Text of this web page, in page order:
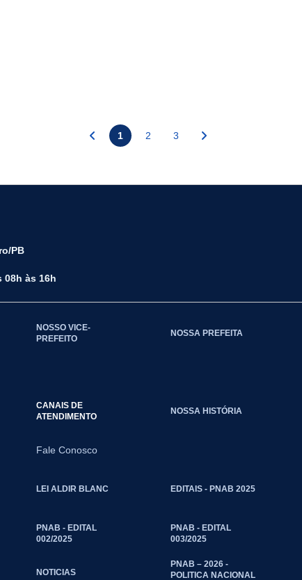
1 2 3
PB
08h às 16h
NOSSO VICE-
PREFEITO
NOSSA PREFEITA
CANAIS DE
ATENDIMENTO
Fale Conosco
NOSSA HISTÓRIA
LEI ALDIR BLANC EDITAIS - PNAB 2025
PNAB - EDITAL
002/2025
PNAB - EDITAL
003/2025
NOTICIAS
PNAB – 2026 -
POLITICA NACIONAL